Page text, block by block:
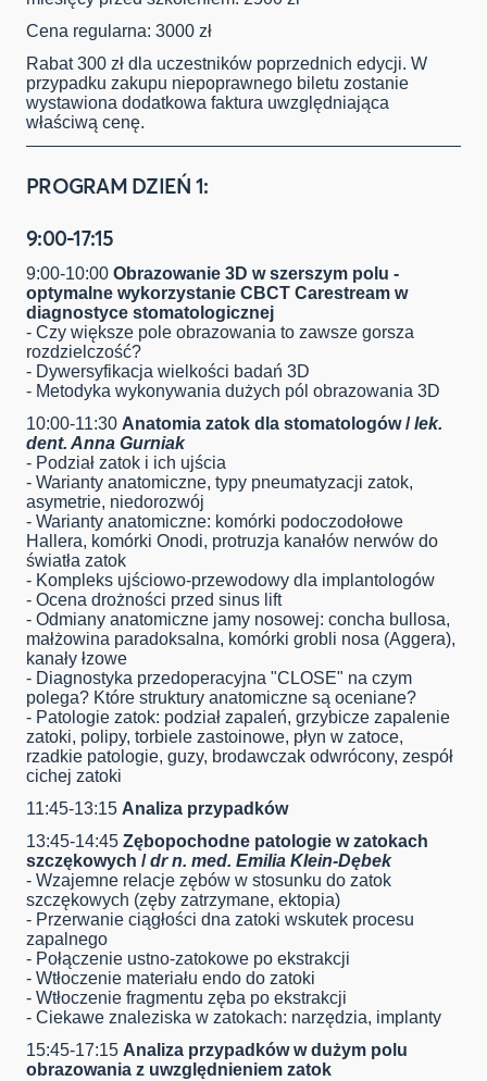
Cena regularna: 3000 zł
Rabat 300 zł dla uczestników poprzednich edycji. W
przypadku zakupu niepoprawnego biletu zostanie
wystawiona dodatkowa faktura uwzględniająca
właściwą cenę.
PROGRAM DZIEŃ 1:
9:00-17:15
9:00-10:00 Obrazowanie 3D w szerszym polu -
optymalne wykorzystanie CBCT Carestream w
diagnostyce stomatologicznej
- Czy większe pole obrazowania to zawsze gorsza
rozdzielczość?
- Dywersyfikacja wielkości badań 3D
- Metodyka wykonywania dużych pól obrazowania 3D
10:00-11:30 Anatomia zatok dla stomatologów / lek.
dent. Anna Gurniak
- Podział zatok i ich ujścia
- Warianty anatomiczne, typy pneumatyzacji zatok,
asymetrie, niedorozwój
- Warianty anatomiczne: komórki podoczodołowe
Hallera, komórki Onodi, protruzja kanałów nerwów do
światła zatok
- Kompleks ujściowo-przewodowy dla implantologów
- Ocena drożności przed sinus lift
- Odmiany anatomiczne jamy nosowej: concha bullosa,
małżowina paradoksalna, komórki grobli nosa (Aggera),
kanały łzowe
- Diagnostyka przedoperacyjna "CLOSE" na czym
polega? Które struktury anatomiczne są oceniane?
- Patologie zatok: podział zapaleń, grzybicze zapalenie
zatoki, polipy, torbiele zastoinowe, płyn w zatoce,
rzadkie patologie, guzy, brodawczak odwrócony, zespół
cichej zatoki
11:45-13:15 Analiza przypadków
13:45-14:45 Zębopochodne patologie w zatokach
szczękowych / dr n. med. Emilia Klein-Dębek
- Wzajemne relacje zębów w stosunku do zatok
szczękowych (zęby zatrzymane, ektopia)
- Przerwanie ciągłości dna zatoki wskutek procesu
zapalnego
- Połączenie ustno-zatokowe po ekstrakcji
- Wtłoczenie materiału endo do zatoki
- Wtłoczenie fragmentu zęba po ekstrakcji
- Ciekawe znaleziska w zatokach: narzędzia, implanty
15:45-17:15 Analiza przypadków w dużym polu
obrazowania z uwzględnieniem zatok